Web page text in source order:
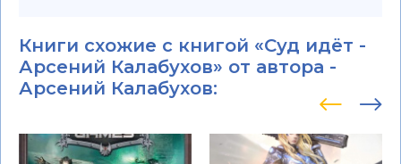
Книги схожие с книгой «Суд идёт -
Арсений Калабухов» от автора -
Арсений Калабухов: